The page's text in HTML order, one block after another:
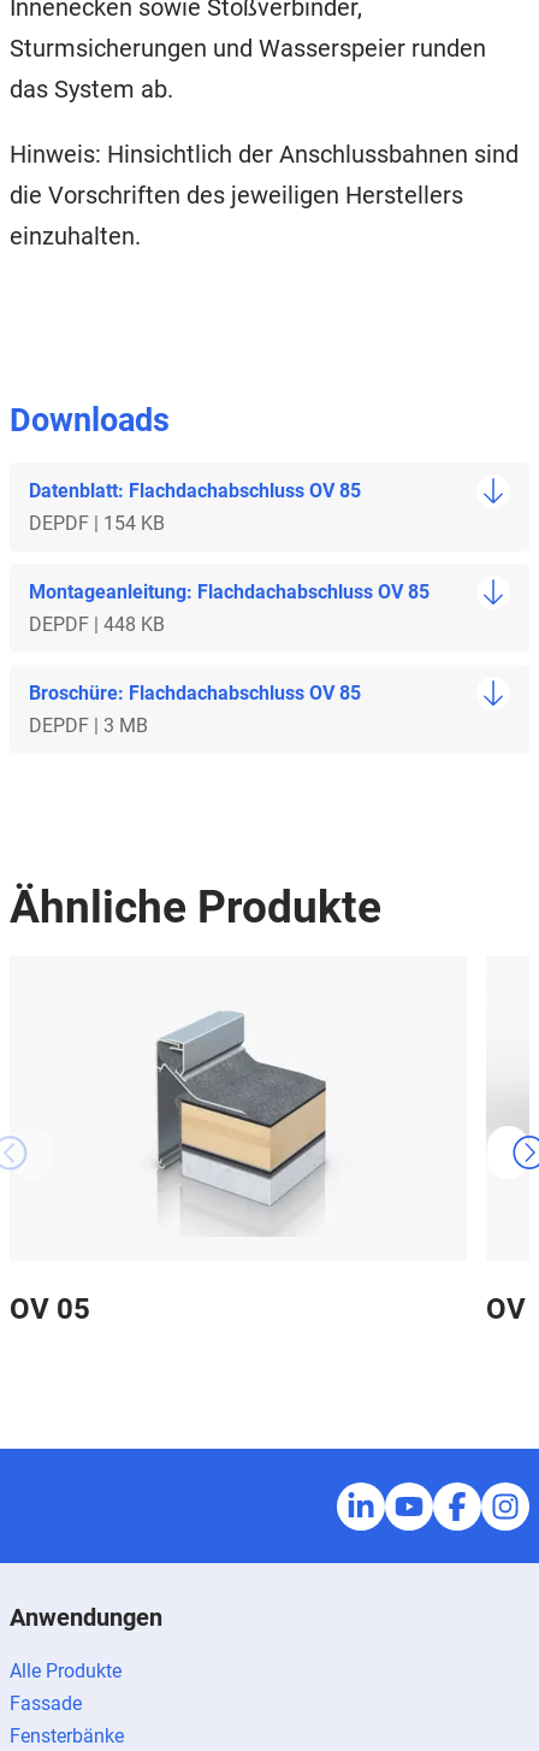
Innenecken sowie Stoßverbinder,
Sturmsicherungen und Wasserspeier runden
das System ab.
Hinweis: Hinsichtlich der Anschlussbahnen sind
die Vorschriften des jeweiligen Herstellers
einzuhalten.
Downloads
Datenblatt: Flachdachabschluss OV 85
DEPDF | 154 KB
Montageanleitung: Flachdachabschluss OV 85
DEPDF | 448 KB
Broschüre: Flachdachabschluss OV 85
DEPDF | 3 MB
Ähnliche Produkte
OV 05 OV
Anwendungen
Alle Produkte
Fassade
Fensterbänke